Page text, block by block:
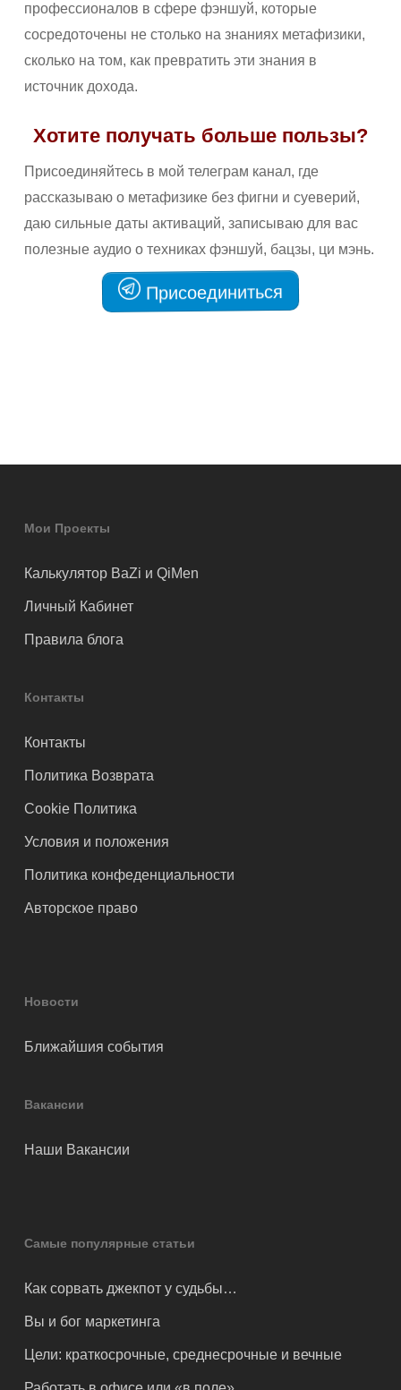
профессионалов в сфере фэншуй, которые
сосредоточены не столько на знаниях метафизики,
сколько на том, как превратить эти знания в
источник дохода.
Хотите получать больше пользы?
Присоединяйтесь в мой телеграм канал, где
рассказываю о метафизике без фигни и суеверий,
даю сильные даты активаций, записываю для вас
полезные аудио о техниках фэншуй, бацзы, ци мэнь.
Присоединиться
Мои Проекты
Калькулятор BaZi и QiMen
Личный Кабинет
Правила блога
Контакты
Контакты
Политика Возврата
Cookie Политика
Условия и положения
Политика конфеденциальности
Авторское право
Новости
Ближайшия события
Вакансии
Наши Вакансии
Самые популярные статьи
Как сорвать джекпот у судьбы…
Вы и бог маркетинга
Цели: краткосрочные, среднесрочные и вечные